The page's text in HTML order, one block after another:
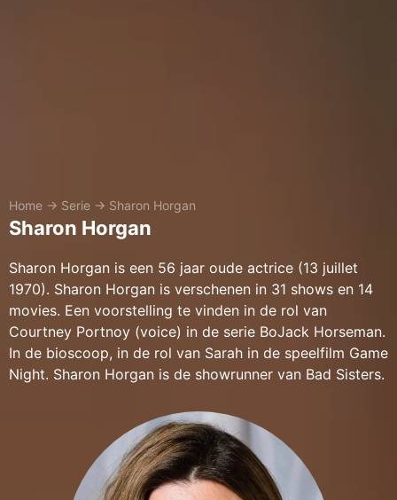
Home → Serie → Sharon Horgan
Sharon Horgan
Sharon Horgan is een 56 jaar oude actrice (13 juillet
1970). Sharon Horgan is verschenen in 31 shows en 14
movies. Een voorstelling te vinden in de rol van
Courtney Portnoy (voice) in de serie BoJack Horseman.
In de bioscoop, in de rol van Sarah in de speelfilm Game
Night. Sharon Horgan is de showrunner van Bad Sisters.